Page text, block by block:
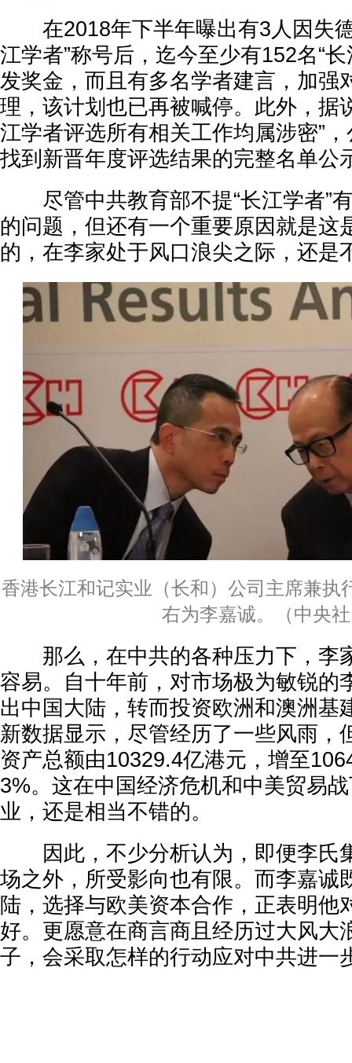
在2018年下半年曝出有3人因失德
江学者”称号后，迄今至少有152名“
发奖金，而且有多名学者建言，加强
理，该计划也已再被喊停。此外，据
江学者评选所有相关工作均属涉密”
找到新晋年度评选结果的完整名单公
尽管中共教育部不提“长江学者”
的问题，但还有一个重要原因就是这
的，在李家处于风口浪尖之际，还是
香港长江和记实业（长和）公司主席兼执
右为李嘉诚。（中央
那么，在中共的各种压力下，李
容易。自十年前，对市场极为敏锐的
出中国大陆，转而投资欧洲和澳洲基
新数据显示，尽管经历了一些风雨，
资产总额由10329.4亿港元，增至
3%。这在中国经济危机和中美贸易
业，还是相当不错的。
因此，不少分析认为，即便李氏
场之外，所受影向也有限。而李嘉诚
陆，选择与欧美资本合作，正表明他
好。更愿意在商言商且经历过大风大
子，会采取怎样的行动应对中共进一